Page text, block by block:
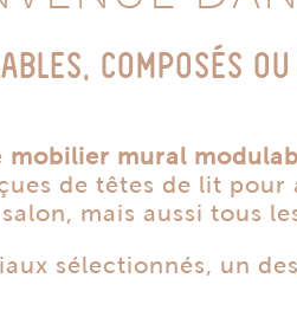
COMPOSÉS
mobilier mural
de têtes de lit pour
salon, mais aussi tous
sélectionnés, un